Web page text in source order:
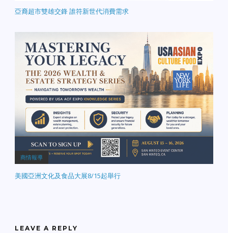
亞裔超市雙雄交鋒 誰符新世代消費需求
商情報導
美國亞洲文化及食品大展8/15起舉行
LEAVE A REPLY